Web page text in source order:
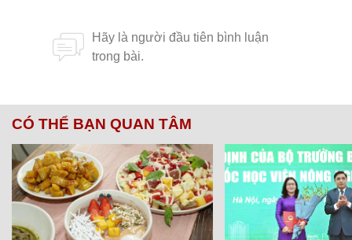
CÓ THỂ BẠN QUAN TÂM